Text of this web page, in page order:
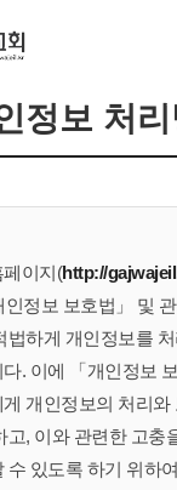
정보 처리
페이지(http://
인정보 보호법」 및
법하게 개인정보를
. 이에 「개인정보
개인정보의 처리와
고, 이와 관련한 고충
수 있도록 하기 위하